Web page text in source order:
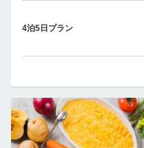
4泊5日プラン